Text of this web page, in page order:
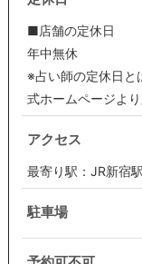
■店舗の定休日
年中無休
※占い師の定休日と
式ホームページよ
アクセス
最寄り駅：JR新宿
駐車場